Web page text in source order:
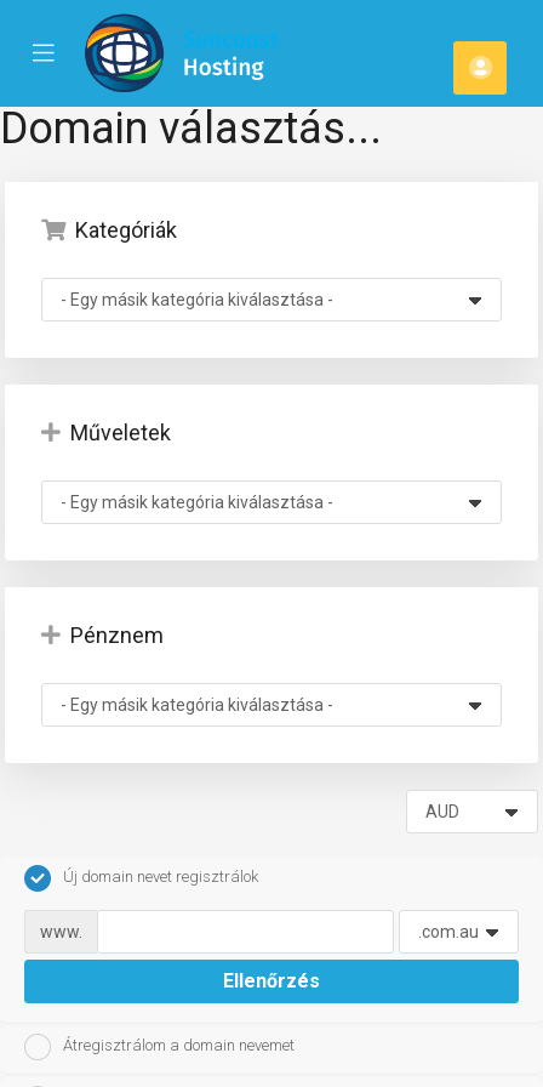
Mobile
Menu
Fiók
Domain választás...
Kategóriák
Műveletek
Pénznem
Új domain nevet regisztrálok
www.
Ellenőrzés
Átregisztrálom a domain nevemet